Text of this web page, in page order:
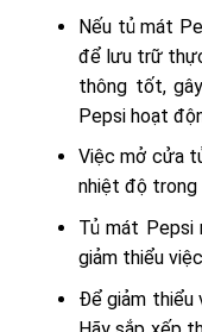
Nếu tủ mát
để lưu trữ
thông tốt,
Pepsi hoạt
Việc mở cửa
nhiệt độ trong
Tủ mát Pepsi
giảm thiểu
Để giảm thiểu